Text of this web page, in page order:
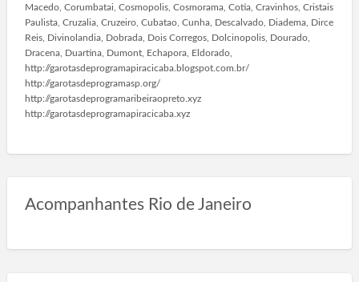
Macedo, Corumbatai, Cosmopolis, Cosmorama, Cotia, Cravinhos, Cristais
Paulista, Cruzalia, Cruzeiro, Cubatao, Cunha, Descalvado, Diadema, Dirce
Reis, Divinolandia, Dobrada, Dois Corregos, Dolcinopolis, Dourado,
Dracena, Duartina, Dumont, Echapora, Eldorado,
http://garotasdeprogramapiracicaba.blogspot.com.br/
http://garotasdeprogramasp.org/
http://garotasdeprogramaribeiraopreto.xyz
http://garotasdeprogramapiracicaba.xyz
Acompanhantes Rio de Janeiro